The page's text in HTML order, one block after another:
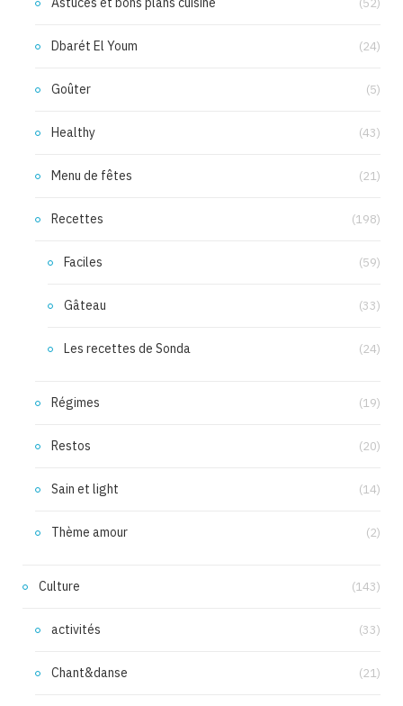
Dbarét El Youm (24)
Goûter (5)
Healthy (43)
Menu de fêtes (21)
Recettes (198)
Faciles (59)
Gâteau (33)
Les recettes de Sonda (24)
Régimes (19)
Restos (20)
Sain et light (14)
Thème amour (2)
Culture (143)
activités (33)
Chant&danse (21)